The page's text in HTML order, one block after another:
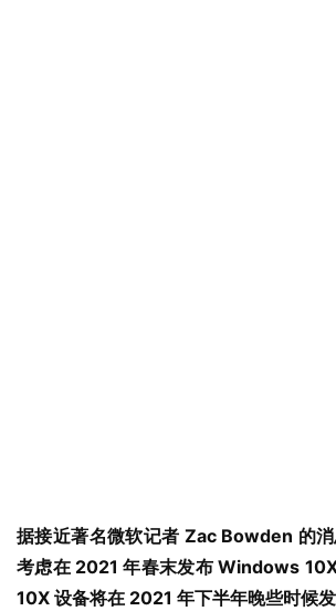
n
1
1
据接近著名微软记者 Zac Bowden 的
考虑在 2021 年春末发布 Windows
10X 设备将在 2021 年下半年晚些时候发